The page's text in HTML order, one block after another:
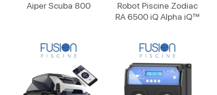
Aiper Scuba 800
Robot Piscine Zodiac
RA 6500 iQ Alpha iQ™